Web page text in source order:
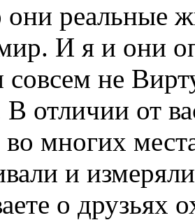
они реальные
И я и они
совсем не
В отличии от
многих
и
о друзьях